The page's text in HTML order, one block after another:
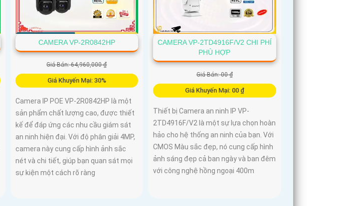
CAMERA VP-2R0842HP
Giá Bán: 64,960,000 ₫
Giá Khuyến Mại: 30%
Camera IP POE VP-2R0842HP là một
sản phẩm chất lượng cao, được thiết
kế để đáp ứng các nhu cầu giám sát
an ninh hiện đại. Với độ phân giải 4MP,
camera này cung cấp hình ảnh sắc
nét và chi tiết, giúp bạn quan sát mọi
sự kiện một cách rõ ràng
CAMERA VP-2TD4916F/V2 CHI PHÍ
PHÙ HỢP
Giá Bán: 00 ₫
Giá Khuyến Mại: 00 ₫
Thiết bị Camera an ninh IP VP-
2TD4916F/V2 là một sự lựa chọn hoàn
hảo cho hệ thống an ninh của bạn. Với
CMOS Màu sắc đẹp, nó cung cấp hình
ảnh sáng đẹp cả ban ngày và ban đêm
với công nghệ hồng ngoại 400m